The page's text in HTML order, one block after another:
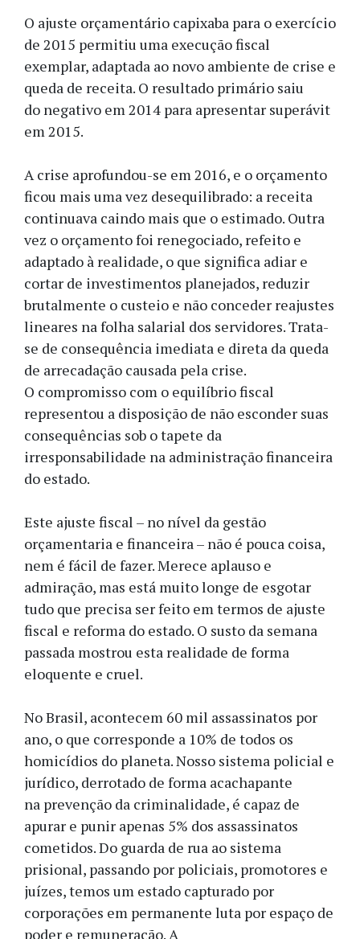
O ajuste orçamentário capixaba para o exercício
de 2015 permitiu uma execução fiscal
exemplar, adaptada ao novo ambiente de crise e
queda de receita. O resultado primário saiu
do negativo em 2014 para apresentar superávit
em 2015.
A crise aprofundou-se em 2016, e o orçamento
ficou mais uma vez desequilibrado: a receita
continuava caindo mais que o estimado. Outra
vez o orçamento foi renegociado, refeito e
adaptado à realidade, o que significa adiar e
cortar de investimentos planejados, reduzir
brutalmente o custeio e não conceder reajustes
lineares na folha salarial dos servidores. Trata-
se de consequência imediata e direta da queda
de arrecadação causada pela crise.
O compromisso com o equilíbrio fiscal
representou a disposição de não esconder suas
consequências sob o tapete da
irresponsabilidade na administração financeira
do estado.
Este ajuste fiscal – no nível da gestão
orçamentaria e financeira – não é pouca coisa,
nem é fácil de fazer. Merece aplauso e
admiração, mas está muito longe de esgotar
tudo que precisa ser feito em termos de ajuste
fiscal e reforma do estado. O susto da semana
passada mostrou esta realidade de forma
eloquente e cruel.
No Brasil, acontecem 60 mil assassinatos por
ano, o que corresponde a 10% de todos os
homicídios do planeta. Nosso sistema policial e
jurídico, derrotado de forma acachapante
na prevenção da criminalidade, é capaz de
apurar e punir apenas 5% dos assassinatos
cometidos. Do guarda de rua ao sistema
prisional, passando por policiais, promotores e
juízes, temos um estado capturado por
corporações em permanente luta por espaço de
poder e remuneração. A